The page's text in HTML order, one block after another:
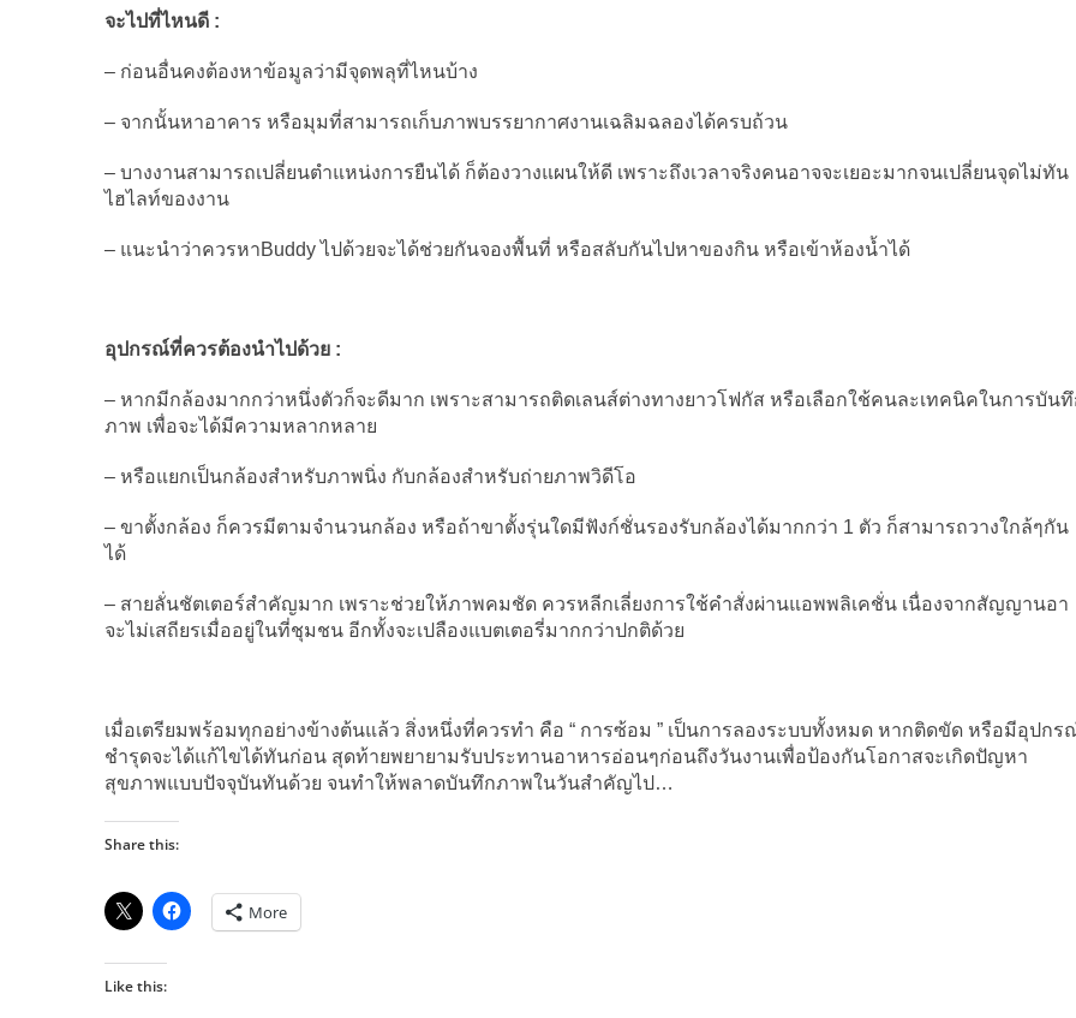
จะไปที่ไหนดี :
– ก่อนอื่นคงต้องหาข้อมูลว่ามีจุดพลุที่ไหนบ้าง
– จากนั้นหาอาคาร หรือมุมที่สามารถเก็บภาพบรรยากาศงานเฉลิมฉลองได้ครบถ้วน
– บางงานสามารถเปลี่ยนตำแหน่งการยืนได้ ก็ต้องวางแผนให้ดี เพราะถึงเวลาจริงคนอาจจะเยอะมากจนเปลี่ยนจุดไม่ทัน
ไฮไลท์ของงาน
– แนะนำว่าควรหาBuddy ไปด้วยจะได้ช่วยกันจองพื้นที่ หรือสลับกันไปหาของกิน หรือเข้าห้องน้ำได้
อุปกรณ์ที่ควรต้องนำไปด้วย :
– หากมีกล้องมากกว่าหนึ่งตัวก็จะดีมาก เพราะสามารถติดเลนส์ต่างทางยาวโฟกัส หรือเลือกใช้คนละเทคนิคในการบัน
ภาพ เพื่อจะได้มีความหลากหลาย
– หรือแยกเป็นกล้องสำหรับภาพนิ่ง กับกล้องสำหรับถ่ายภาพวิดีโอ
– ขาตั้งกล้อง ก็ควรมีตามจำนวนกล้อง หรือถ้าขาตั้งรุ่นใดมีฟังก์ชั่นรองรับกล้องได้มากกว่า 1 ตัว ก็สามารถวางใกล้ๆกัน
ได้
– สายลั่นชัตเตอร์สำคัญมาก เพราะช่วยให้ภาพคมชัด ควรหลีกเลี่ยงการใช้คำสั่งผ่านแอพพลิเคชั่น เนื่องจากสัญญานอา
จะไม่เสถียรเมื่ออยู่ในที่ชุมชน อีกทั้งจะเปลืองแบตเตอรี่มากกว่าปกติด้วย
เมื่อเตรียมพร้อมทุกอย่างข้างต้นแล้ว สิ่งหนึ่งที่ควรทำ คือ “ การซ้อม ” เป็นการลองระบบทั้งหมด หากติดขัด หรือมีอุปกร
ชำรุดจะได้แก้ไขได้ทันก่อน สุดท้ายพยายามรับประทานอาหารอ่อนๆก่อนถึงวันงานเพื่อป้องกันโอกาสจะเกิดปัญหา
สุขภาพแบบปัจจุบันทันด้วย จนทำให้พลาดบันทึกภาพในวันสำคัญไป…
Share this:
More
Like this: